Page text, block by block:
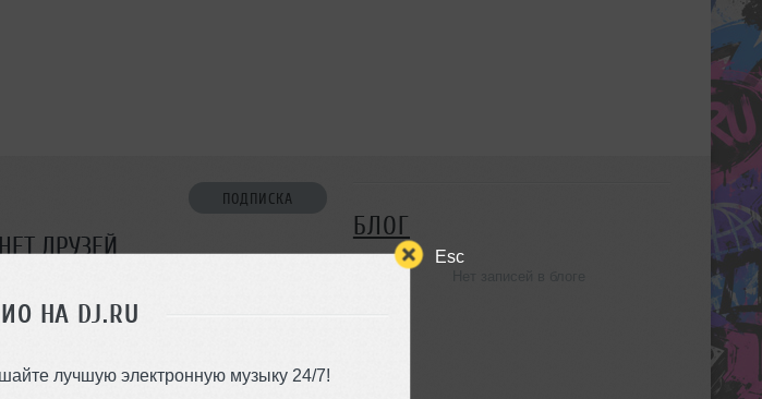
Esc
НА DJ.RU
лучшую электронную музыку 24/7!
ПОДПИСКА
ДРУЗЕЙ
БЛОГ